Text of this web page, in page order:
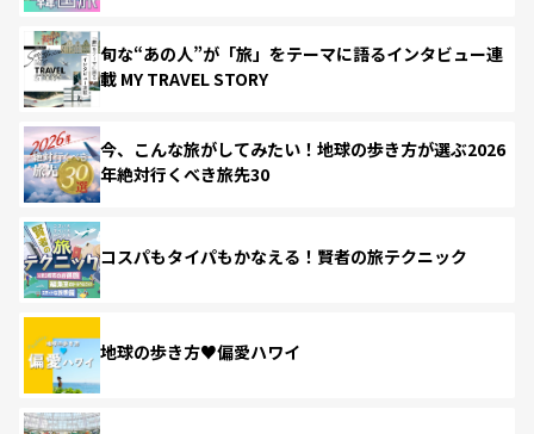
旬な“あの人”が「旅」をテーマに語るインタビュー連
載 MY TRAVEL STORY
今、こんな旅がしてみたい！地球の歩き方が選ぶ2026
年絶対行くべき旅先30
コスパもタイパもかなえる！賢者の旅テクニック
地球の歩き方♥偏愛ハワイ